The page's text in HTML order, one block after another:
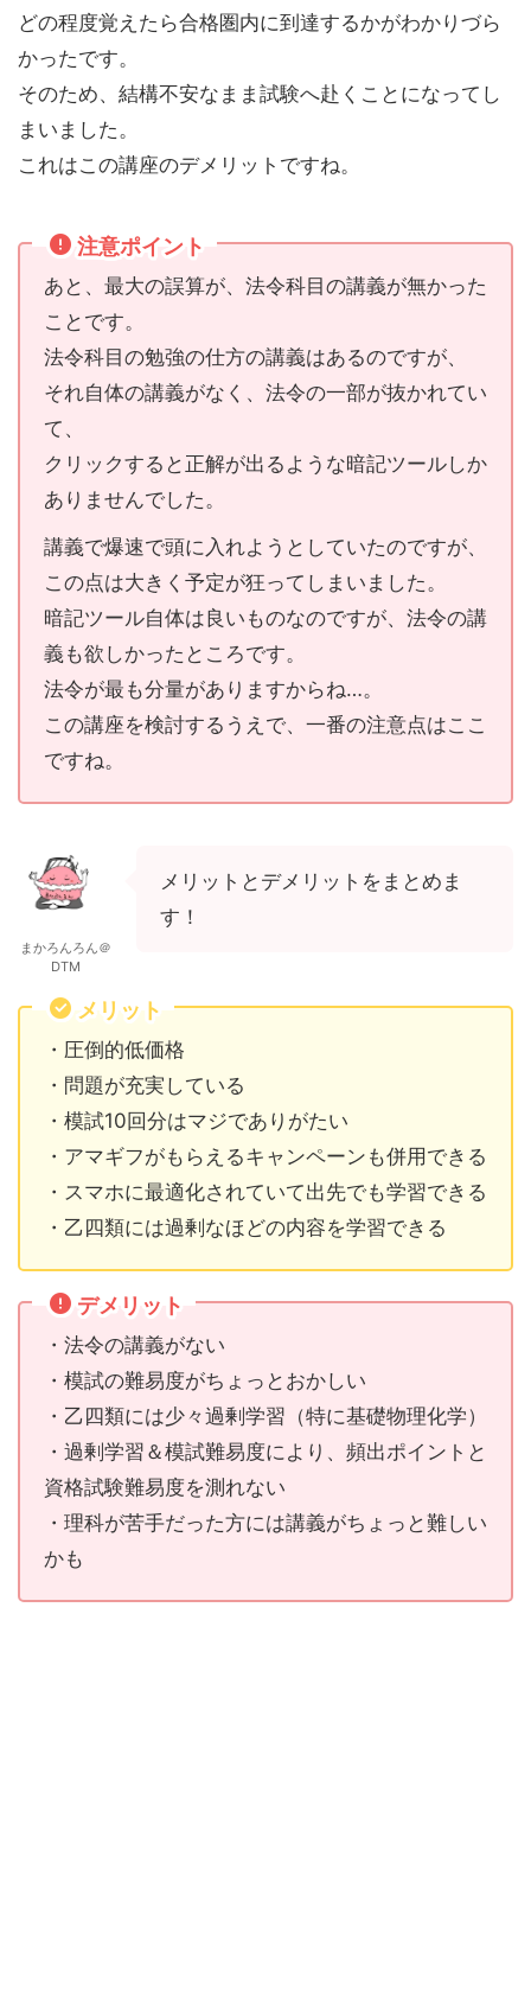
どの程度覚えたら合格圏内に到達するかがわかりづら
かったです。
そのため、結構不安なまま試験へ赴くことになってし
まいました。
これはこの講座のデメリットですね。
注意ポイント
あと、最大の誤算が、法令科目の講義が無かった
ことです。
法令科目の勉強の仕方の講義はあるのですが、
それ自体の講義がなく、法令の一部が抜かれてい
て、
クリックすると正解が出るような暗記ツールしか
ありませんでした。
講義で爆速で頭に入れようとしていたのですが、
この点は大きく予定が狂ってしまいました。
暗記ツール自体は良いものなのですが、法令の講
義も欲しかったところです。
法令が最も分量がありますからね…。
この講座を検討するうえで、一番の注意点はここ
ですね。
まかろんろん＠
DTM
メリットとデメリットをまとめま
す！
メリット
・圧倒的低価格
・問題が充実している
・模試10回分はマジでありがたい
・アマギフがもらえるキャンペーンも併用できる
・スマホに最適化されていて出先でも学習できる
・乙四類には過剰なほどの内容を学習できる
デメリット
・法令の講義がない
・模試の難易度がちょっとおかしい
・乙四類には少々過剰学習（特に基礎物理化学）
・過剰学習＆模試難易度により、頻出ポイントと
資格試験難易度を測れない
・理科が苦手だった方には講義がちょっと難しい
かも